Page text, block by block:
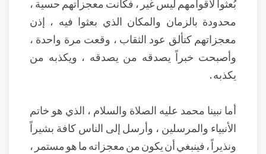
بُعثوا لأقوامهم ليس غير ، فكانت معجزاتهم حسية ،
محدودة بالزمان والمكان الذي بعثوا فيه ، إذن
معجزاتهم كتألق عود الثقاب ، وقعت مرة واحدة ،
وأصبحت خبراً يصدقه من يصدقه ، ويكذبه من
يكذبه .
أما نبينا محمد عليه الصلاة والسلام ، الذي هو خاتم
الأنبياء والمرسلين ، وأرسل إلى الناس كافة بشيراً
ونذيراً ، فينبغي أن يكون من معجزاته ما هو مستمر ،